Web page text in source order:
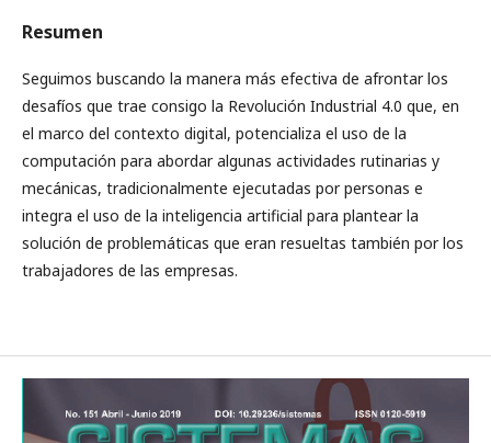
Resumen
Seguimos buscando la manera más efectiva de afrontar los
desafíos que trae consigo la Revolución Industrial 4.0 que, en
el marco del contexto digital, potencializa el uso de la
computación para abordar algunas actividades rutinarias y
mecánicas, tradicionalmente ejecutadas por personas e
integra el uso de la inteligencia artificial para plantear la
solución de problemáticas que eran resueltas también por los
trabajadores de las empresas.